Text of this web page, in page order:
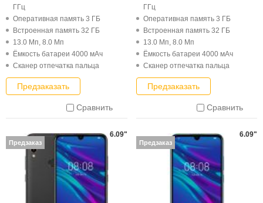
ГГц
Оперативная память 3 ГБ
Встроенная память 32 ГБ
13.0 Мп, 8.0 Мп
Ёмкость батареи 4000 мАч
Cканер отпечатка пальца
Предзаказать
Сравнить
ГГц
Оперативная память 3 ГБ
Встроенная память 32 ГБ
13.0 Мп, 8.0 Мп
Ёмкость батареи 4000 мАч
Cканер отпечатка пальца
Предзаказать
Сравнить
6.09"
Предзаказ
6.09"
Предзаказ